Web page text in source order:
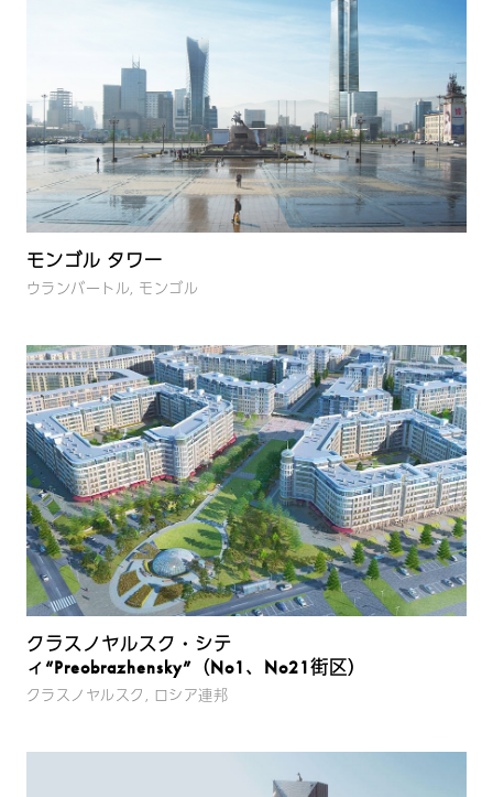
モンゴル タワー
ウランバートル, モンゴル
クラスノヤルスク・シテ
ィ“Preobrazhensky”（No1、No21街区）
クラスノヤルスク, ロシア連邦